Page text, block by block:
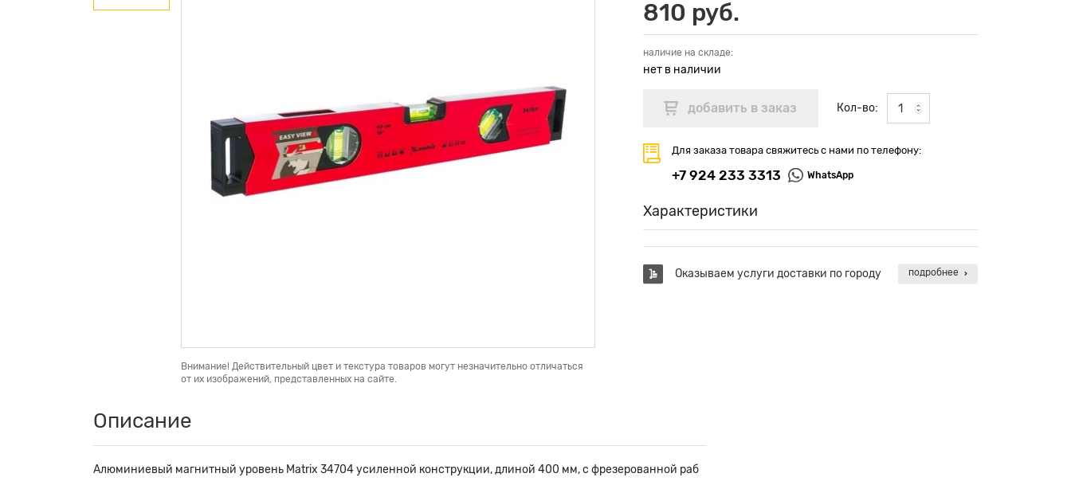
Внимание! Действительный цвет и текстура товаров могут незначительно отличаться
от их изображений, представленных на сайте.
810 руб.
наличие на складе:
нет в наличии
Кол-во:
Для заказа товара свяжитесь с нами по телефону:
+7 924 233 3313 WhatsApp
Характеристики
Оказываем услуги доставки по городу подробнее
Описание
Алюминиевый магнитный уровень Matrix 34704 усиленной конструкции, длиной 400 мм, с фрезерованной раб